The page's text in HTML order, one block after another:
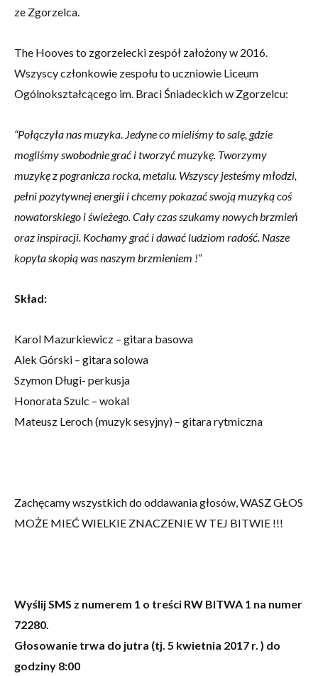
ze Zgorzelca.
The Hooves to zgorzelecki zespół założony w 2016.
Wszyscy członkowie zespołu to uczniowie Liceum
Ogólnokształcącego im. Braci Śniadeckich w Zgorzelcu:
“Połączyła nas muzyka. Jedyne co mieliśmy to salę, gdzie
mogliśmy swobodnie grać i tworzyć muzykę. Tworzymy
muzykę z pogranicza rocka, metalu. Wszyscy jesteśmy młodzi,
pełni pozytywnej energii i chcemy pokazać swoją muzyką coś
nowatorskiego i świeżego. Cały czas szukamy nowych brzmień
oraz inspiracji. Kochamy grać i dawać ludziom radość. Nasze
kopyta skopią was naszym brzmieniem !”
Skład:
Karol Mazurkiewicz – gitara basowa
Alek Górski – gitara solowa
Szymon Długi- perkusja
Honorata Szulc – wokal
Mateusz Leroch (muzyk sesyjny) – gitara rytmiczna
Zachęcamy wszystkich do oddawania głosów, WASZ GŁOS
MOŻE MIEĆ WIELKIE ZNACZENIE W TEJ BITWIE !!!
Wyślij SMS z numerem 1 o treści RW BITWA 1 na numer
72280.
Głosowanie trwa do jutra (tj. 5 kwietnia 2017 r. ) do
godziny 8:00